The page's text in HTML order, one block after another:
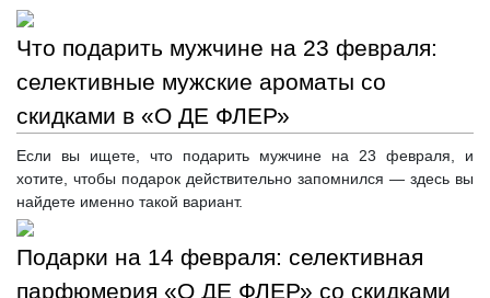
Что подарить мужчине на 23 февраля:
селективные мужские ароматы со
скидками в «О ДЕ ФЛЕР»
Если вы ищете, что подарить мужчине на 23 февраля, и
хотите, чтобы подарок действительно запомнился — здесь вы
найдете именно такой вариант.
Подарки на 14 февраля: селективная
парфюмерия «О ДЕ ФЛЕР» со скидками